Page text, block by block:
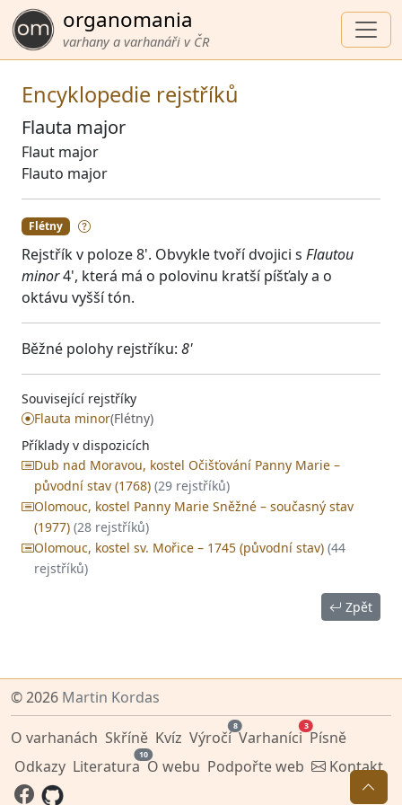
organomania
varhany a varhanáři v ČR
Encyklopedie rejstříků
Flauta major
Flaut major
Flauto major
Flétny
Rejstřík v poloze 8'. Obvykle tvoří dvojici s Flautou
minor4', která má o polovinu kratší píšťaly a o
oktávu vyšší tón.
Běžné polohy rejstříku: 8'
Související rejstříky
Flauta minor(Flétny)
Příklady v dispozicích
Dub nad Moravou, kostel Očišťování Panny Marie –
původní stav (1768) (29 rejstříků)
Olomouc, kostel Panny Marie Sněžné – současný stav
(1977) (28 rejstříků)
Olomouc, kostel sv. Mořice – 1745 (původní stav) (44
rejstříků)
Zpět
© 2026 Martin Kordas
O varhanách Skříně Kvíz Výročí
8
Varhaníci
3
Písně
Odkazy Literatura
10
O webu Podpořte web Kontakt